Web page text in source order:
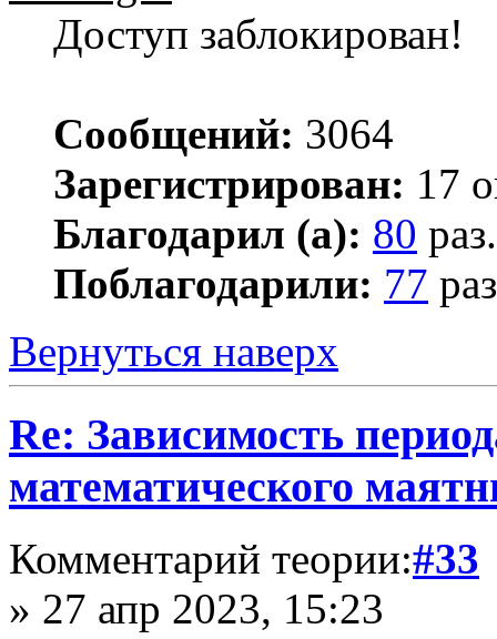
Доступ заблокирован!
Сообщений: 3064
Зарегистрирован: 17
Благодарил (а): 80 раз.
Поблагодарили: 77
Вернуться наверх
Re: Зависимость
математического
Комментарий теории:#33
» 27 апр 2023, 15:23